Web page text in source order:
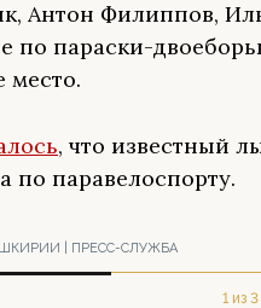
Антон Филиппов,
по параски-
место.
, что известный
по паравелоспорту.
| ПРЕСС-СЛУЖБА
1 из 3